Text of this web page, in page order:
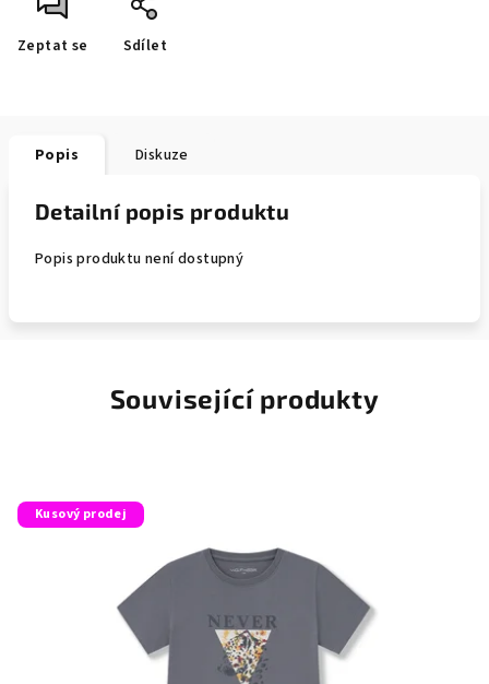
Zeptat se Sdílet
Popis Diskuze
Detailní popis produktu
Popis produktu není dostupný
Související produkty
Kusový prodej